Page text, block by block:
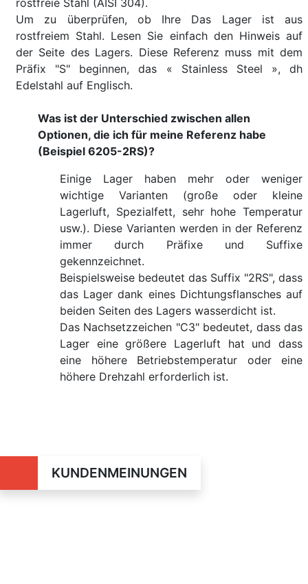
Um zu überprüfen, ob Ihre Das Lager ist aus
rostfreiem Stahl. Lesen Sie einfach den Hinweis auf
der Seite des Lagers. Diese Referenz muss mit dem
Präfix "S" beginnen, das « Stainless Steel », dh
Edelstahl auf Englisch.
Was ist der Unterschied zwischen allen
Optionen, die ich für meine Referenz habe
(Beispiel 6205-2RS)?
Einige Lager haben mehr oder weniger
wichtige Varianten (große oder kleine
Lagerluft, Spezialfett, sehr hohe Temperatur
usw.). Diese Varianten werden in der Referenz
immer durch Präfixe und Suffixe
gekennzeichnet.
Beispielsweise bedeutet das Suffix "2RS", dass
das Lager dank eines Dichtungsflansches auf
beiden Seiten des Lagers wasserdicht ist.
Das Nachsetzzeichen "C3" bedeutet, dass das
Lager eine größere Lagerluft hat und dass
eine höhere Betriebstemperatur oder eine
höhere Drehzahl erforderlich ist.
KUNDENMEINUNGEN